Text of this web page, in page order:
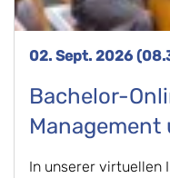
02. Sept. 2026
Bachelor-
Management
In unserer virtuellen